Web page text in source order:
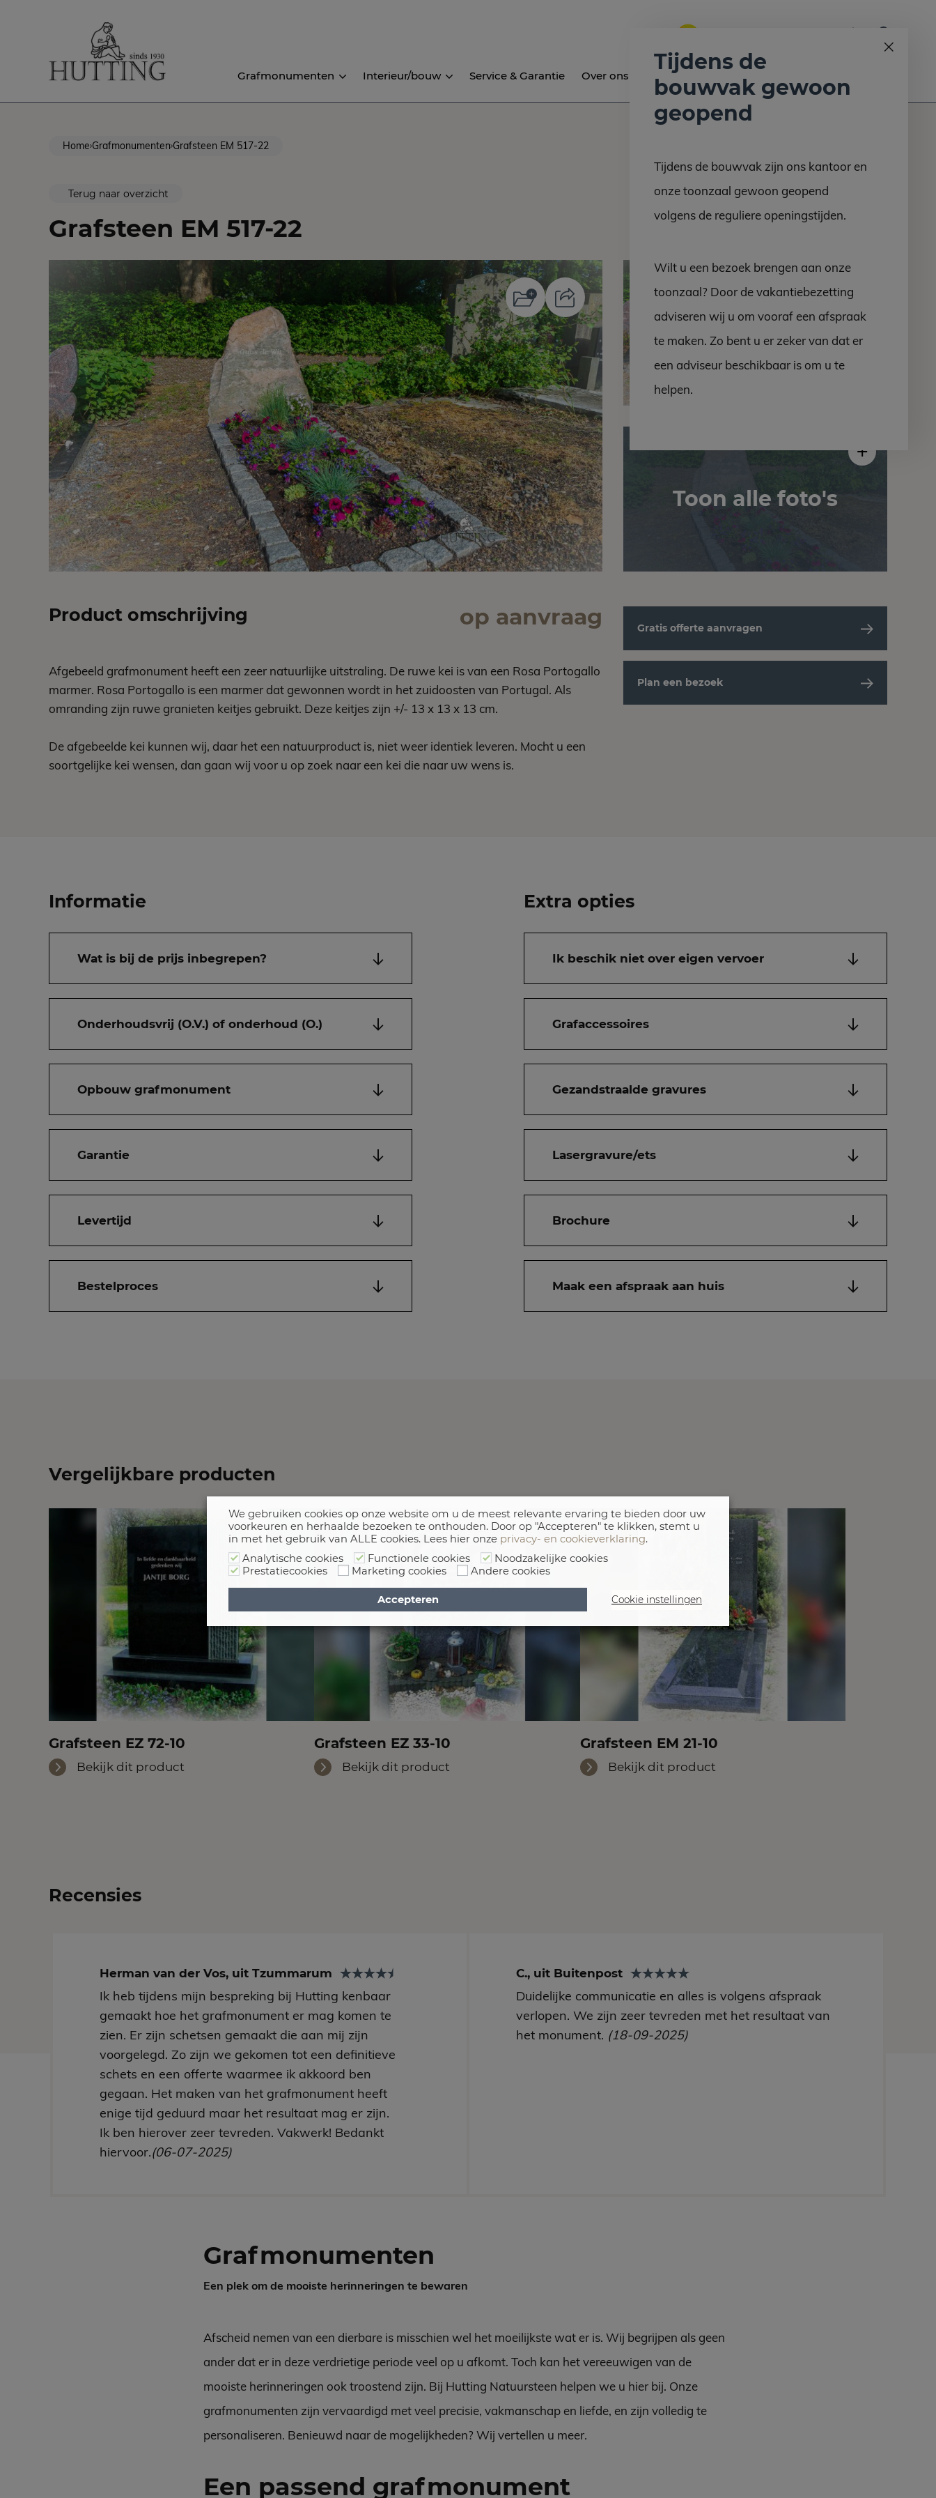
Grafmonumenten Interieur/bouw Service & Garantie Over ons Nieuws
Home Grafmonumenten Grafsteen EM 517-22
Terug naar overzicht
Grafsteen EM 517-22
Product omschrijving op aanvraag
Afgebeeld grafmonument heeft een zeer natuurlijke uitstraling. De ruwe kei is van een Rosa Portogallo
marmer. Rosa Portogallo is een marmer dat gewonnen wordt in het zuidoosten van Portugal. Als
omranding zijn ruwe granieten keitjes gebruikt. Deze keitjes zijn +/- 13 x 13 x 13 cm.
De afgebeelde kei kunnen wij, daar het een natuurproduct is, niet weer identiek leveren. Mocht u een
soortgelijke kei wensen, dan gaan wij voor u op zoek naar een kei die naar uw wens is.
Gratis offerte aanvragen
Plan een bezoek
Informatie
Wat is bij de prijs inbegrepen?
Onderhoudsvrij (O.V.) of onderhoud (O.)
Opbouw grafmonument
Garantie
Levertijd
Bestelproces
Extra opties
Ik beschik niet over eigen vervoer
Grafaccessoires
Gezandstraalde gravures
Lasergravure/ets
Brochure
Maak een afspraak aan huis
Vergelijkbare producten
Grafsteen EZ 72-10
Bekijk dit product
Grafsteen EZ 33-10
Bekijk dit product
Grafsteen EM 21-10
Bekijk dit product
Recensies
Herman van der Vos, uit Tzummarum
Ik heb tijdens mijn bespreking bij Hutting kenbaar
gemaakt hoe het grafmonument er mag komen te
zien. Er zijn schetsen gemaakt die aan mij zijn
voorgelegd. Zo zijn we gekomen tot een definitieve
schets en een offerte waarmee ik akkoord ben
gegaan. Het maken van het grafmonument heeft
enige tijd geduurd maar het resultaat mag er zijn.
Ik ben hierover zeer tevreden. Vakwerk! Bedankt
hiervoor.(06-07-2025)
C., uit Buitenpost
Duidelijke communicatie en alles is volgens afspraak
verlopen. We zijn zeer tevreden met het resultaat van
het monument. (18-09-2025)
Grafmonumenten
Een plek om de mooiste herinneringen te bewaren
Afscheid nemen van een dierbare is misschien wel het moeilijkste wat er is. Wij begrijpen als geen
ander dat er in deze verdrietige periode veel op u afkomt. Toch kan het vereeuwigen van de
mooiste herinneringen ook troostend zijn. Bij Hutting Natuursteen helpen we u hier bij. Onze
grafmonumenten zijn vervaardigd met veel precisie, vakmanschap en liefde, en zijn volledig te
personaliseren. Benieuwd naar de mogelijkheden? Wij vertellen u meer.
Een passend grafmonument
Tijdens de
bouwvak gewoon
geopend
Tijdens de bouwvak zijn ons kantoor en
onze toonzaal gewoon geopend
volgens de reguliere openingstijden.
Wilt u een bezoek brengen aan onze
toonzaal? Door de vakantiebezetting
adviseren wij u om vooraf een afspraak
te maken. Zo bent u er zeker van dat er
een adviseur beschikbaar is om u te
helpen.
We gebruiken cookies op onze website om u de meest relevante ervaring te bieden door uw
voorkeuren en herhaalde bezoeken te onthouden. Door op "Accepteren" te klikken, stemt u
in met het gebruik van ALLE cookies. Lees hier onze privacy- en cookieverklaring.
Analytische cookies
Functionele cookies
Noodzakelijke cookies
Prestatiecookies
Marketing cookies Andere cookies
Cookie instellingen
Accepteren